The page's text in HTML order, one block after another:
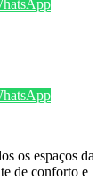
os espaços da
de conforto e